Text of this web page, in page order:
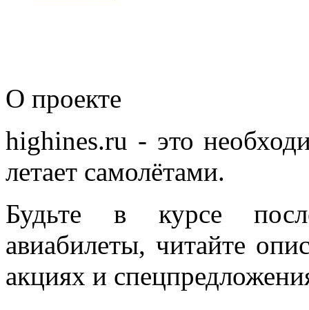
О проекте
highines.ru - это
летает самолётами.
Будьте в курсе
авиабилеты, читайте
акциях и